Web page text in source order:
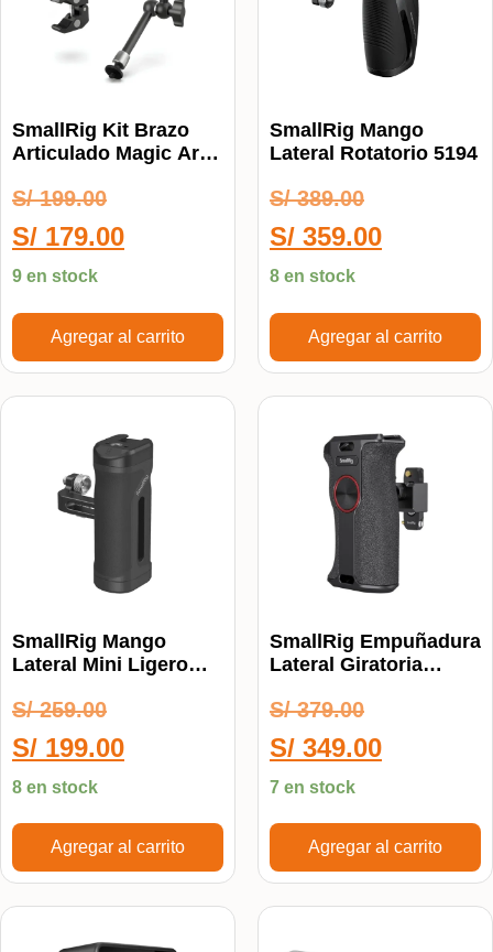
SmallRig Kit Brazo
Articulado Magic Arm
Clamp 735
S/199.00
S/ 179.00
9 en stock
Agregar al carrito
SmallRig Mango
Lateral Rotatorio 5194
S/389.00
S/ 359.00
8 en stock
Agregar al carrito
SmallRig Mango
Lateral Mini Ligero
S/259.00
S/ 199.00
8 en stock
Agregar al carrito
SmallRig Empuñadura
Lateral Giratoria
S/379.00
S/ 349.00
7 en stock
Agregar al carrito